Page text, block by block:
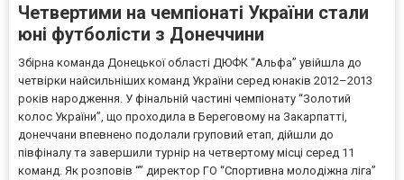
Четвертими на чемпіонаті України стали
юні футболісти з Донеччини
Збірна команда Донецької області ДЮФК “Альфа” увійшла до
четвірки найсильніших команд України серед юнаків 2012–2013
років народження. У фінальній частині чемпіонату “Золотий
колос України”, що проходила в Береговому на Закарпатті,
донеччани впевнено подолали груповий етап, дійшли до
півфіналу та завершили турнір на четвертому місці серед 11
команд. Як розповів “” директор ГО “Спортивна молодіжна ліга”